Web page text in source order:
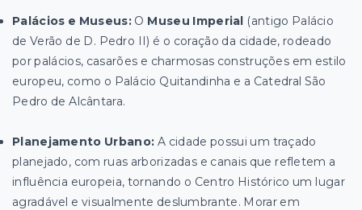
Palácios e Museus:O Museu Imperial (antigo Palácio
de Verão de D. Pedro II) é o coração da cidade, rodeado
por palácios, casarões e charmosas construções em estilo
europeu, como o Palácio Quitandinha e a Catedral São
Pedro de Alcântara.
Planejamento Urbano: A cidade possui um traçado
planejado, com ruas arborizadas e canais que refletem a
influência europeia, tornando o Centro Histórico um lugar
agradável e visualmente deslumbrante. Morar em